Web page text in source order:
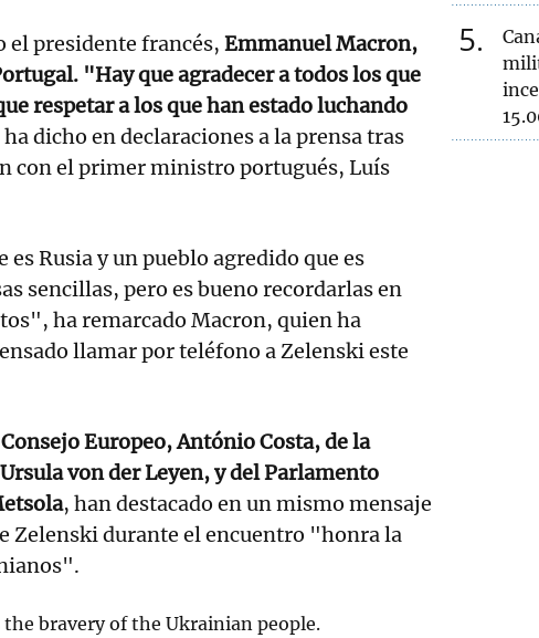
el presidente francés, Emmanuel Macron,
"Hay que agradecer a todos los que
respetar a los que han estado luchando
dicho en declaraciones a la prensa tras
con el primer ministro portugués, Luís
es Rusia y un pueblo agredido que es
sencillas, pero es bueno recordarlas en
ha remarcado Macron, quien ha
llamar por teléfono a Zelenski este
Europeo, António Costa, de la
von der Leyen, y del Parlamento
, han destacado en un mismo mensaje
Zelenski durante el encuentro "honra la
bravery of the Ukrainian people.
5